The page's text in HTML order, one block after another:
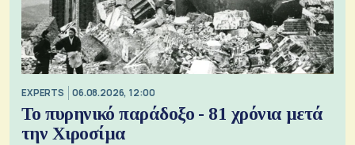
EXPERTS 06.08.2026, 12:00
Το πυρηνικό παράδοξο - 81 χρόνια μετά
την Χιροσίμα